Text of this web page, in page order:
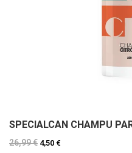
SPECIALCAN CHAMPU
26,99 € 4,50 €